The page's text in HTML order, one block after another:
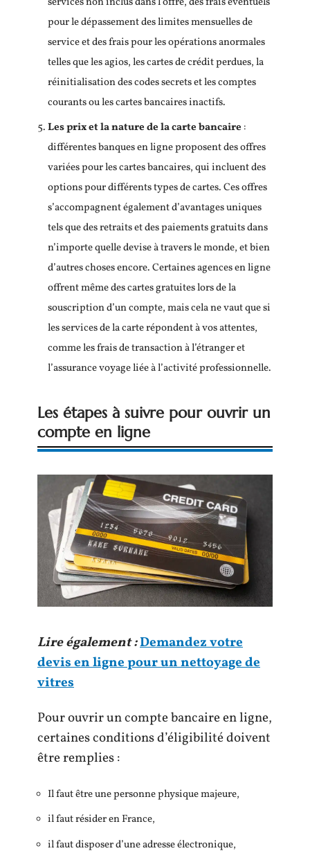
pour le dépassement des limites mensuelles de
service et des frais pour les opérations anormales
telles que les agios, les cartes de crédit perdues, la
réinitialisation des codes secrets et les comptes
courants ou les cartes bancaires inactifs.
Les prix et la nature de la carte bancaire :
différentes banques en ligne proposent des offres
variées pour les cartes bancaires, qui incluent des
options pour différents types de cartes. Ces offres
s’accompagnent également d’avantages uniques
tels que des retraits et des paiements gratuits dans
n’importe quelle devise à travers le monde, et bien
d’autres choses encore. Certaines agences en ligne
offrent même des cartes gratuites lors de la
souscription d’un compte, mais cela ne vaut que si
les services de la carte répondent à vos attentes,
comme les frais de transaction à l’étranger et
l’assurance voyage liée à l’activité professionnelle.
Les étapes à suivre pour ouvrir un
compte en ligne
Lire également :Demandez votre
devis en ligne pour un nettoyage de
vitres
Pour ouvrir un compte bancaire en ligne,
certaines conditions d’éligibilité doivent
être remplies :
Il faut être une personne physique majeure,
il faut résider en France,
il faut disposer d’une adresse électronique,